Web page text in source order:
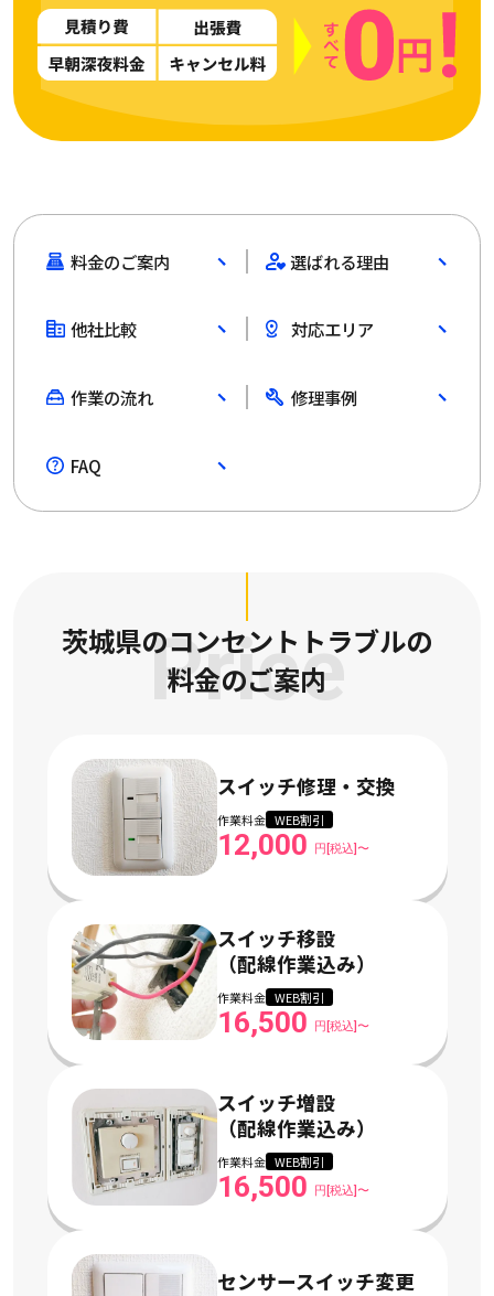
料金のご案内 選ばれる理由
他社比較 対応エリア
作業の流れ 修理事例
FAQ
Price
茨城県のコンセントトラブルの
料金のご案内
スイッチ修理・交換
作業料金 WEB割引
12,000 円[税込]〜
スイッチ移設
（配線作業込み）
作業料金 WEB割引
16,500 円[税込]〜
スイッチ増設
（配線作業込み）
作業料金 WEB割引
16,500 円[税込]〜
センサースイッチ変更